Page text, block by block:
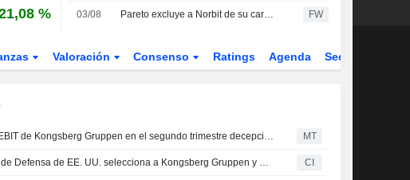
% 03/08 Pareto excluye a Norbit de su cartera mensual noruega FW
Valoración Consenso Ratings Agenda Sector
BofA: El margen EBIT de Kongsberg Gruppen en el segundo trimestre decepciona y se recortan las previsiones MT
El Departamento de Defensa de EE. UU. selecciona a Kongsberg Gruppen y Oceaneering International para el programa de vehículos submarinos autónomos CI